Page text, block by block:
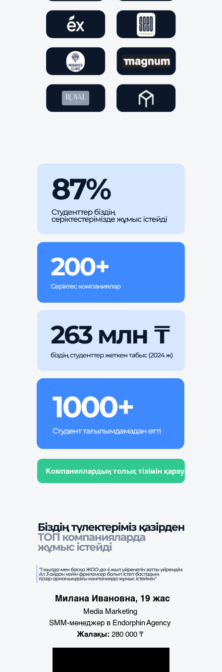
Компаниялардың толық тізімін қарау
Милана Ивановна, 19 жас
Media Marketing
SMM-менеджер в Endorphin Agency
Жалақы: 280 000 ₸